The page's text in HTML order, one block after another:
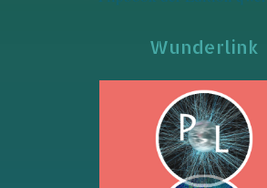
Wunderlink